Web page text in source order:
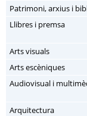
Patrimoni, arxius i
Llibres i premsa
Arts visuals
Arts escèniques
Audiovisual i
Arquitectura